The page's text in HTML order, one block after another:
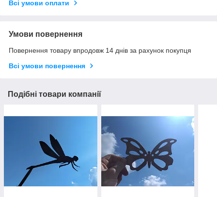
Всі умови оплати
Умови повернення
Повернення товару впродовж 14 днів за рахунок покупця
Всі умови повернення
Подібні товари компанії